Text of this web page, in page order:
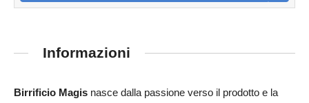
Informazioni
Birrificio Magis nasce dalla passione verso il prodotto e la